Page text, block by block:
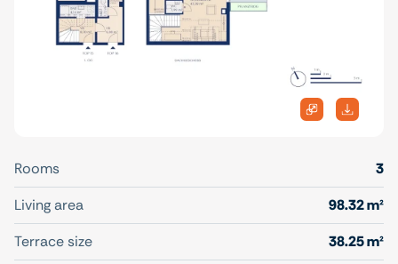
Rooms
3
Living area
98.32 m²
Terrace size
38.25 m²